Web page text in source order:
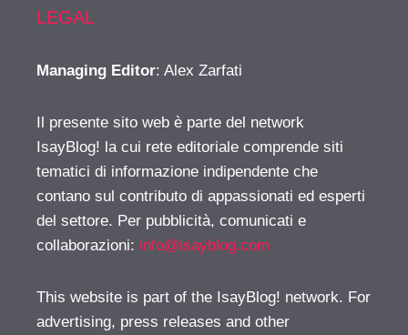
LEGAL
Managing Editor: Alex Zarfati
Il presente sito web è parte del network
IsayBlog! la cui rete editoriale comprende siti
tematici di informazione indipendente che
contano sul contributo di appassionati ed esperti
del settore. Per pubblicità, comunicati e
collaborazioni: info@isayblog.com
This website is part of the IsayBlog! network. For
advertising, press releases and other